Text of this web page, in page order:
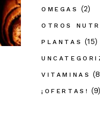
OMEGAS (2)
OTROS
PLANTAS (15)
VITAMINAS
¡OFERTAS! (9)